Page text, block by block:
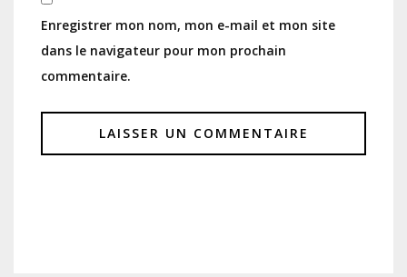
Enregistrer mon nom, mon e-mail et mon site
dans le navigateur pour mon prochain
commentaire.